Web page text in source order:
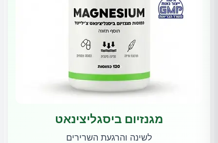
מגנזיום ביסגליצינאט
לשינה והרגעת השרירים